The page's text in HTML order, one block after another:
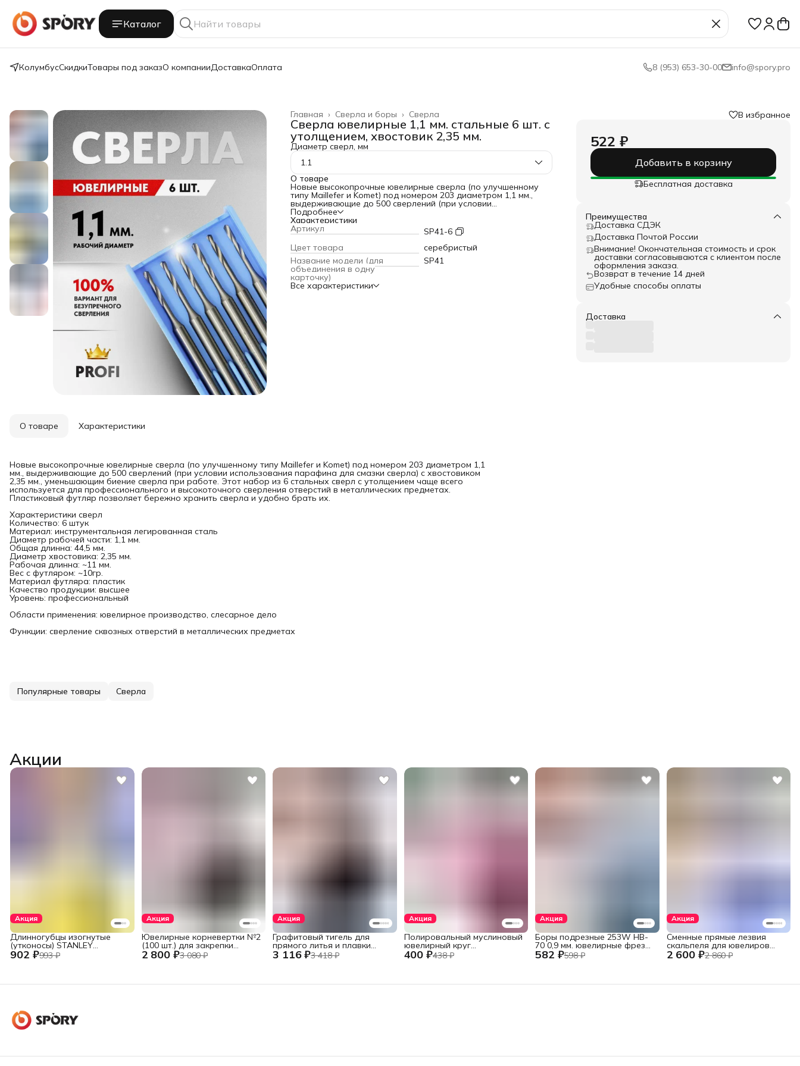
Каталог
КолумбусСкидкиТовары под заказО компанииДоставкаОплата 8 (953) 653-30-00 info@spory.pro
Сверла
Сверла и боры ›
Главная ›
Сверла ювелирные 1,1 мм. стальные 6 шт. с
утолщением, хвостовик 2,35 мм.
Диаметр сверл, мм
1.1
О товаре
Новые высокопрочные ювелирные сверла (по улучшенному
типу Maillefer и Komet) под номером 203 диаметром 1,1 мм.,
выдерживающие до 500 сверлений (при условии
использования парафина для смазки сверла) с хвостовиком
2,35 мм., уменьшающим биение сверла при работе. Этот набор
из 6 стальных сверл с утолщением чаще всего используется
для профессионального и высокоточного сверления
отверстий в металлических предметах. Пластиковый футляр
позволяет бережно хранить сверла и удобно брать их.
Характеристики сверл
Количество: 6 штук
Материал: инструментальная легированная сталь
Диаметр рабочей части: 1,1 мм.
Подробнее
Характеристики
Артикул
SP41-6
Цвет товара
серебристый
Название модели (для
объединения в одну
карточку)
SP41
Все характеристики
В избранное
522 ₽
Добавить в корзину
Бесплатная доставка
Преимущества
Доставка СДЭК
Доставка Почтой России
Внимание! Окончательная стоимость и срок
доставки согласовываются с клиентом после
оформления заказа.
Возврат в течение 14 дней
Удобные способы оплаты
Доставка
О товаре Характеристики
Новые высокопрочные ювелирные сверла (по улучшенному типу Maillefer и Komet) под номером 203 диаметром 1,1
мм., выдерживающие до 500 сверлений (при условии использования парафина для смазки сверла) с хвостовиком
2,35 мм., уменьшающим биение сверла при работе. Этот набор из 6 стальных сверл с утолщением чаще всего
используется для профессионального и высокоточного сверления отверстий в металлических предметах.
Пластиковый футляр позволяет бережно хранить сверла и удобно брать их.
Характеристики сверл
Количество: 6 штук
Материал: инструментальная легированная сталь
Диаметр рабочей части: 1,1 мм.
Общая длинна: 44,5 мм.
Диаметр хвостовика: 2,35 мм.
Рабочая длинна: ~11 мм.
Вес с футляром: ~10гр.
Материал футляра: пластик
Качество продукции: высшее
Уровень: профессиональный
Области применения: ювелирное производство, слесарное дело
Функции: сверление сквозных отверстий в металлических предметах
Популярные товары Сверла
Акции
Акция
902 ₽993 ₽
Длинногубцы изогнутые
(утконосы) STANLEY
DYNAGRIP STHT84071-8-23
(STHT84071-8) 152 мм (6")
Акция
2 800 ₽3 080 ₽
Ювелирные корневертки №2
(100 шт.) для закрепки
вставок
Акция
3 116 ₽3 418 ₽
Графитовый тигель для
прямого литья и плавки
металлов в печах установок
INDUTHERM
Акция
400 ₽438 ₽
Полировальный муслиновый
ювелирный круг
фиолетовый 152 мм., 60
слоев
Акция
582 ₽598 ₽
Боры подрезные 253W HB-
70 0,9 мм. ювелирные фрезы
стальные 6 шт., хвостовик
2,35 мм.
Акция
2 600 ₽2 860 ₽
Сменные прямые лезвия
скальпеля для ювелиров
Swann-Morton, №11, 100 шт.
из высокоуглеродистой